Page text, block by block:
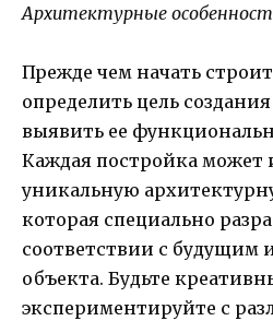
Архитектурные
Прежде чем начать
определить цель
выявить ее
Каждая постройка может
уникальную
которая специально
соответствии с будущим
объекта. Будьте
экспериментируйте с